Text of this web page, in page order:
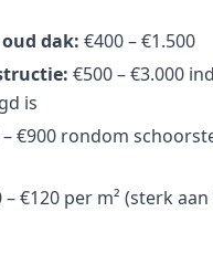
dak: €400 – €1.500
€500 – €3.000
is
– €900 rondom
– €120 per m² (sterk